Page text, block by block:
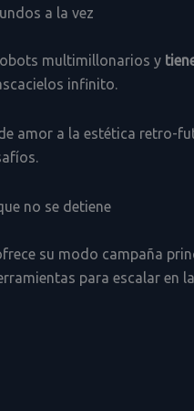
a la vez
multimillonarios y
infinito.
amor a la estética
no se detiene
su modo campaña
para escalar en